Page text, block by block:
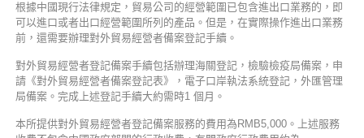
根據中國現行法律規定，貿易公司的經營範圍已包含進出口業務的，即
可以進口或者出口經營範圍所列的產品。但是，在實際操作進出口業務
前，還需要辦理對外貿易經營者備案登記手續。
對外貿易經營者登記備案手續包括辦理海關登記，檢驗檢疫局備案，申
請《對外貿易經營者備案登記表》，電子口岸執法系統登記，外匯管理
局備案。完成上述登記手續大約需時1 個月。
本所提供對外貿易經營者登記備案服務的費用為RMB5,000。上述服務